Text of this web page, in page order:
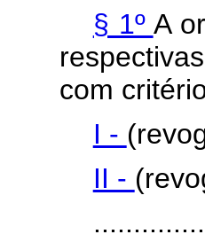
§ 1º A
com
I -
II -